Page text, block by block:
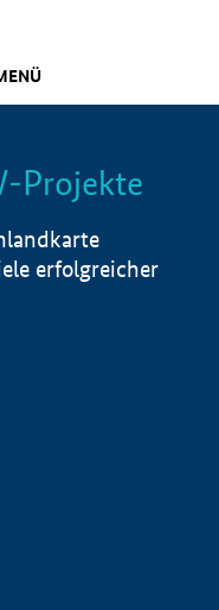
Info
Projekte
erfolgreicher